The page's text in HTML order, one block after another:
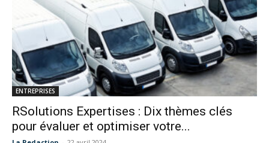
ENTREPRISES
RSolutions Expertises : Dix thèmes clés
pour évaluer et optimiser votre...